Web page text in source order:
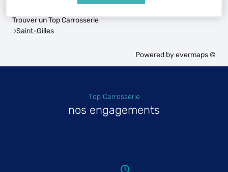
Trouver un Top Carrosserie
Saint-Gilles
Powered byevermaps ©
Top Carrosserie
nos engagements